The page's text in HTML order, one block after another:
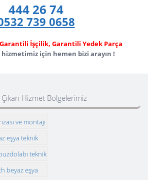
444 26 74
739 0658
İşçilik, Garantili Yedek Parça
için hemen bizi arayın !
Hizmet Bölgelerimiz
ve montajı
eşya teknik
teknik
beyaz eşya